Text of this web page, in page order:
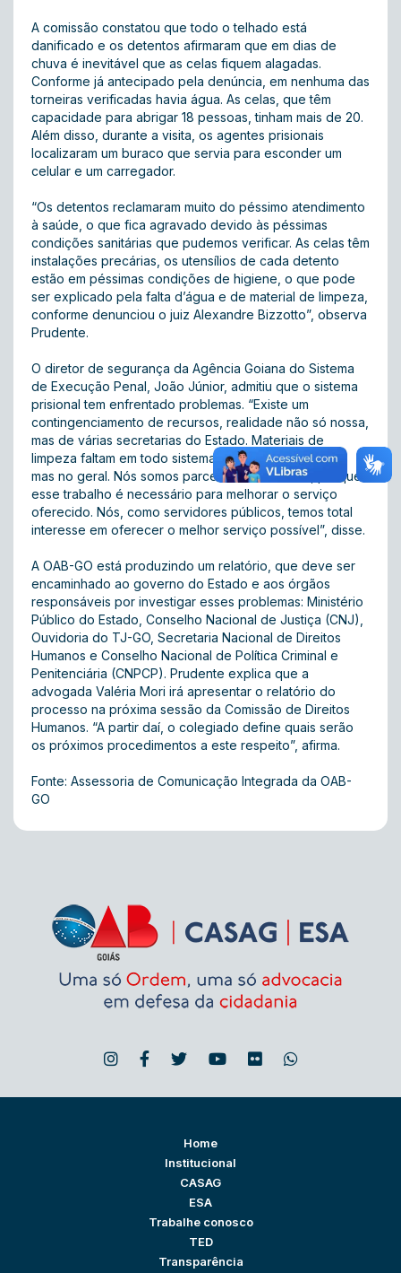
A comissão constatou que todo o telhado está
danificado e os detentos afirmaram que em dias de
chuva é inevitável que as celas fiquem alagadas.
Conforme já antecipado pela denúncia, em nenhuma das
torneiras verificadas havia água. As celas, que têm
capacidade para abrigar 18 pessoas, tinham mais de 20.
Além disso, durante a visita, os agentes prisionais
localizaram um buraco que servia para esconder um
celular e um carregador.
“Os detentos reclamaram muito do péssimo atendimento
à saúde, o que fica agravado devido às péssimas
condições sanitárias que pudemos verificar. As celas têm
instalações precárias, os utensílios de cada detento
estão em péssimas condições de higiene, o que pode
ser explicado pela falta d’água e de material de limpeza,
conforme denunciou o juiz Alexandre Bizzotto”, observa
Prudente.
O diretor de segurança da Agência Goiana do Sistema
de Execução Penal, João Júnior, admitiu que o sistema
prisional tem enfrentado problemas. “Existe um
contingenciamento de recursos, realidade não só nossa,
mas de várias secretarias do Estado. Materiais de
limpeza faltam em todo sistema prisional, não só aqui,
mas no geral. Nós somos parceiros da OAB-GO, porque
esse trabalho é necessário para melhorar o serviço
oferecido. Nós, como servidores públicos, temos total
interesse em oferecer o melhor serviço possível”, disse.
A OAB-GO está produzindo um relatório, que deve ser
encaminhado ao governo do Estado e aos órgãos
responsáveis por investigar esses problemas: Ministério
Público do Estado, Conselho Nacional de Justiça (CNJ),
Ouvidoria do TJ-GO, Secretaria Nacional de Direitos
Humanos e Conselho Nacional de Política Criminal e
Penitenciária (CNPCP). Prudente explica que a
advogada Valéria Mori irá apresentar o relatório do
processo na próxima sessão da Comissão de Direitos
Humanos. “A partir daí, o colegiado define quais serão
os próximos procedimentos a este respeito”, afirma.
Fonte: Assessoria de Comunicação Integrada da OAB-
GO
Home
Institucional
CASAG
ESA
Trabalhe conosco
TED
Transparência